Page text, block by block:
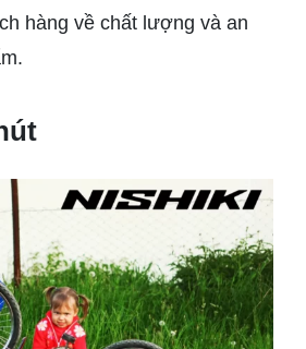
hàng về chất lượng và an